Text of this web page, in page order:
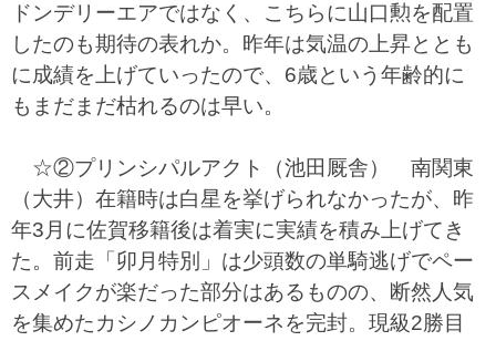
ドンデリーエアではなく、こちらに山口勲を配置
したのも期待の表れか。昨年は気温の上昇ととも
に成績を上げていったので、6歳という年齢的に
もまだまだ枯れるのは早い。
☆②プリンシパルアクト（池田厩舎） 南関東
（大井）在籍時は白星を挙げられなかったが、昨
年3月に佐賀移籍後は着実に実績を積み上げてき
た。前走「卯月特別」は少頭数の単騎逃げでペー
スメイクが楽だった部分はあるものの、断然人気
を集めたカシノカンピオーネを完封。現級2勝目